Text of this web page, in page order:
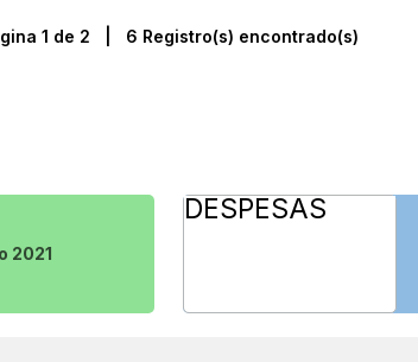
1 de 2 | 6 Registro(s) encontrado(s)
2021
DESPESAS